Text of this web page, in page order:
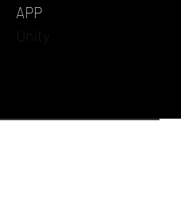
APP
Unity